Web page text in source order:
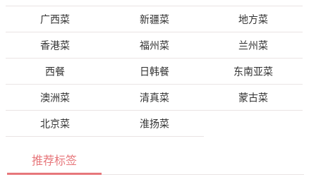
广西菜 新疆菜 地方菜
香港菜 福州菜 兰州菜
西餐 日韩餐 东南亚菜
澳洲菜 清真菜 蒙古菜
北京菜 淮扬菜
推荐标签